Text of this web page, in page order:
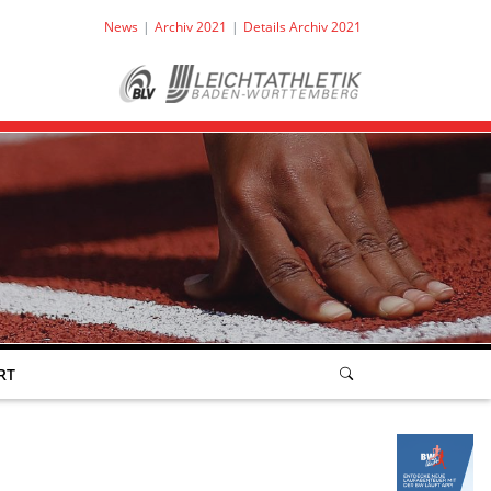
News Archiv 2021 Details Archiv 2021